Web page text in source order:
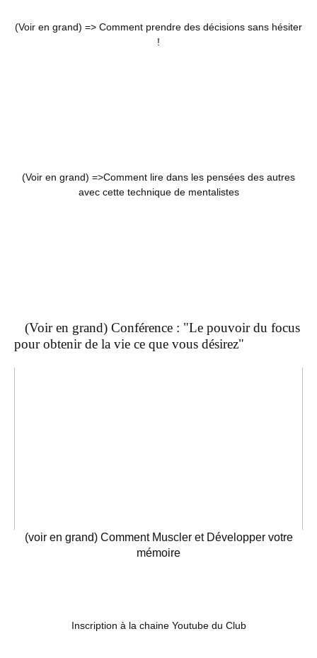
(Voir en grand) => Comment prendre des décisions sans hésiter
!
(Voir en grand) =>Comment lire dans les pensées des autres
avec cette technique de mentalistes
(Voir en grand) Conférence : "Le pouvoir du focus
pour obtenir de la vie ce que vous désirez"
(voir en grand) Comment Muscler et Développer votre
mémoire
Inscription à la chaine Youtube du Club